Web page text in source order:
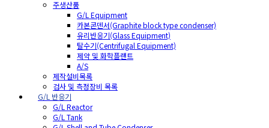
주생산품
G/L Equipment
카본콘덴서(Graphite block type condenser)
유리반응기(Glass Equipment)
탈수기(Centrifugal Equipment)
제약 및 화학플랜트
A/S
제작설비목록
검사 및 측정장비 목록
G/L 반응기
G/L Reactor
G/L Tank